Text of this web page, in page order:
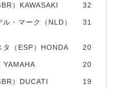
）KAWASAKI 32
・マーク（NLD）
31
タ（ESP）HONDA 20
YAMAHA 20
）DUCATI 19